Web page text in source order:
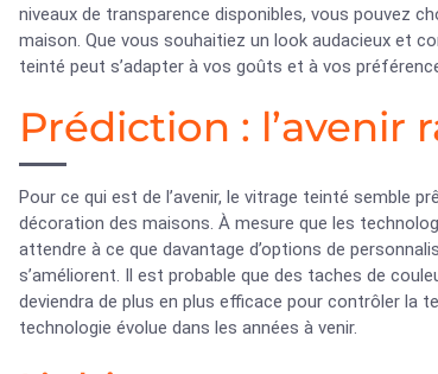
niveaux de transparence disponibles, vous pouvez
maison. Que vous souhaitiez un look audacieux et
teinté peut s’adapter à vos goûts et à vos
Prédiction : l’avenir
Pour ce qui est de l’avenir, le vitrage teinté semble
décoration des maisons. À mesure que les
attendre à ce que davantage d’options de
s’améliorent. Il est probable que des taches de
deviendra de plus en plus efficace pour contrôler la
technologie évolue dans les années à venir.